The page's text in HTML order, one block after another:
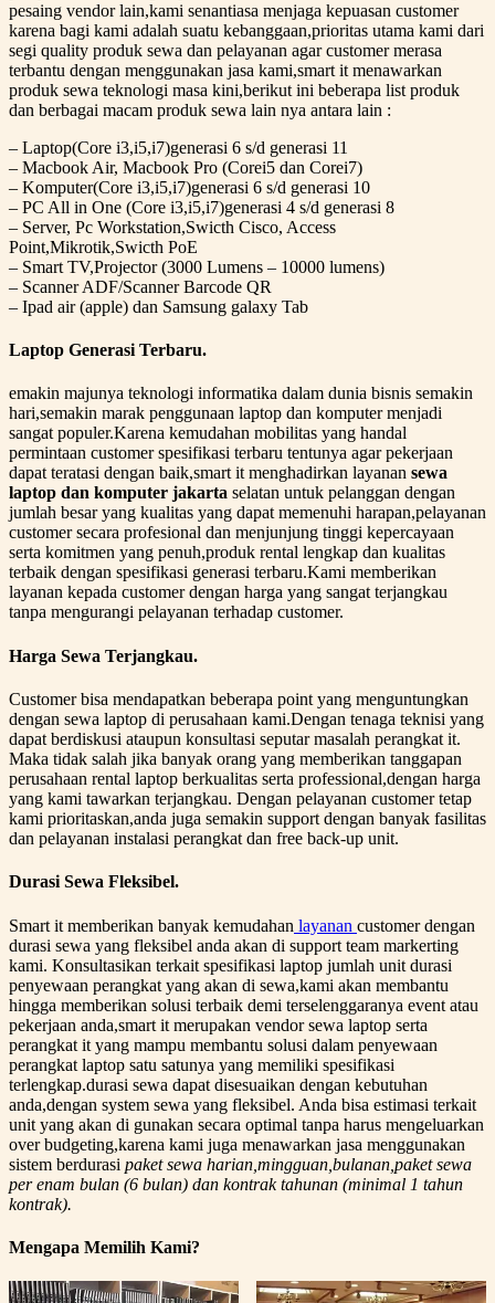
pesaing vendor lain,kami senantiasa menjaga kepuasan customer
karena bagi kami adalah suatu kebanggaan,prioritas utama kami dari
segi quality produk sewa dan pelayanan agar customer merasa
terbantu dengan menggunakan jasa kami,smart it menawarkan
produk sewa teknologi masa kini,berikut ini beberapa list produk
dan berbagai macam produk sewa lain nya antara lain :
– Laptop(Core i3,i5,i7)generasi 6 s/d generasi 11
– Macbook Air, Macbook Pro (Corei5 dan Corei7)
– Komputer(Core i3,i5,i7)generasi 6 s/d generasi 10
– PC All in One (Core i3,i5,i7)generasi 4 s/d generasi 8
– Server, Pc Workstation,Swicth Cisco, Access
Point,Mikrotik,Swicth PoE
– Smart TV,Projector (3000 Lumens – 10000 lumens)
– Scanner ADF/Scanner Barcode QR
– Ipad air (apple) dan Samsung galaxy Tab
Laptop Generasi Terbaru.
emakin majunya teknologi informatika dalam dunia bisnis semakin
hari,semakin marak penggunaan laptop dan komputer menjadi
sangat populer.Karena kemudahan mobilitas yang handal
permintaan customer spesifikasi terbaru tentunya agar pekerjaan
dapat teratasi dengan baik,smart it menghadirkan layanan sewa
laptop dan komputer jakarta selatan untuk pelanggan dengan
jumlah besar yang kualitas yang dapat memenuhi harapan,pelayanan
customer secara profesional dan menjunjung tinggi kepercayaan
serta komitmen yang penuh,produk rental lengkap dan kualitas
terbaik dengan spesifikasi generasi terbaru.Kami memberikan
layanan kepada customer dengan harga yang sangat terjangkau
tanpa mengurangi pelayanan terhadap customer.
Harga Sewa Terjangkau.
Customer bisa mendapatkan beberapa point yang menguntungkan
dengan sewa laptop di perusahaan kami.Dengan tenaga teknisi yang
dapat berdiskusi ataupun konsultasi seputar masalah perangkat it.
Maka tidak salah jika banyak orang yang memberikan tanggapan
perusahaan rental laptop berkualitas serta professional,dengan harga
yang kami tawarkan terjangkau. Dengan pelayanan customer tetap
kami prioritaskan,anda juga semakin support dengan banyak fasilitas
dan pelayanan instalasi perangkat dan free back-up unit.
Durasi Sewa Fleksibel.
Smart it memberikan banyak kemudahan layanan customer dengan
durasi sewa yang fleksibel anda akan di support team markerting
kami. Konsultasikan terkait spesifikasi laptop jumlah unit durasi
penyewaan perangkat yang akan di sewa,kami akan membantu
hingga memberikan solusi terbaik demi terselenggaranya event atau
pekerjaan anda,smart it merupakan vendor sewa laptop serta
perangkat it yang mampu membantu solusi dalam penyewaan
perangkat laptop satu satunya yang memiliki spesifikasi
terlengkap.durasi sewa dapat disesuaikan dengan kebutuhan
anda,dengan system sewa yang fleksibel. Anda bisa estimasi terkait
unit yang akan di gunakan secara optimal tanpa harus mengeluarkan
over budgeting,karena kami juga menawarkan jasa menggunakan
sistem berdurasi paket sewa harian,mingguan,bulanan,paket sewa
per enam bulan (6 bulan) dan kontrak tahunan (minimal 1 tahun
kontrak).
Mengapa Memilih Kami?